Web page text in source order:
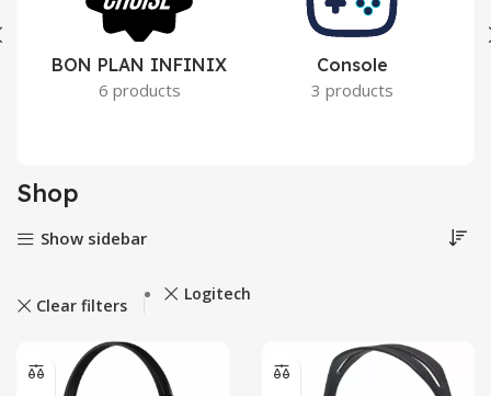
BON PLAN INFINIX
6 products
Console
3 products
Shop
Show sidebar
Clear filters
Logitech